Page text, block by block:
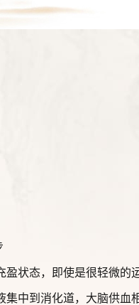
盈状态，即使是很轻微的
集中到消化道，大脑供血